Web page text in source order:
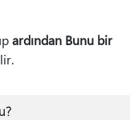
ardından Bunu bir